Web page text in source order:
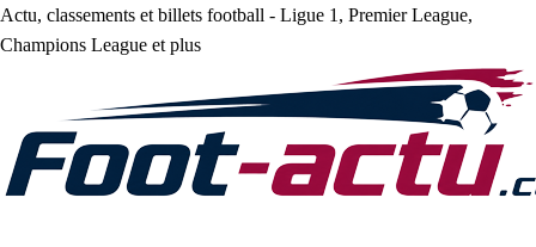
Actu, classements et billets football - Ligue 1, Premier League,
Champions League et plus